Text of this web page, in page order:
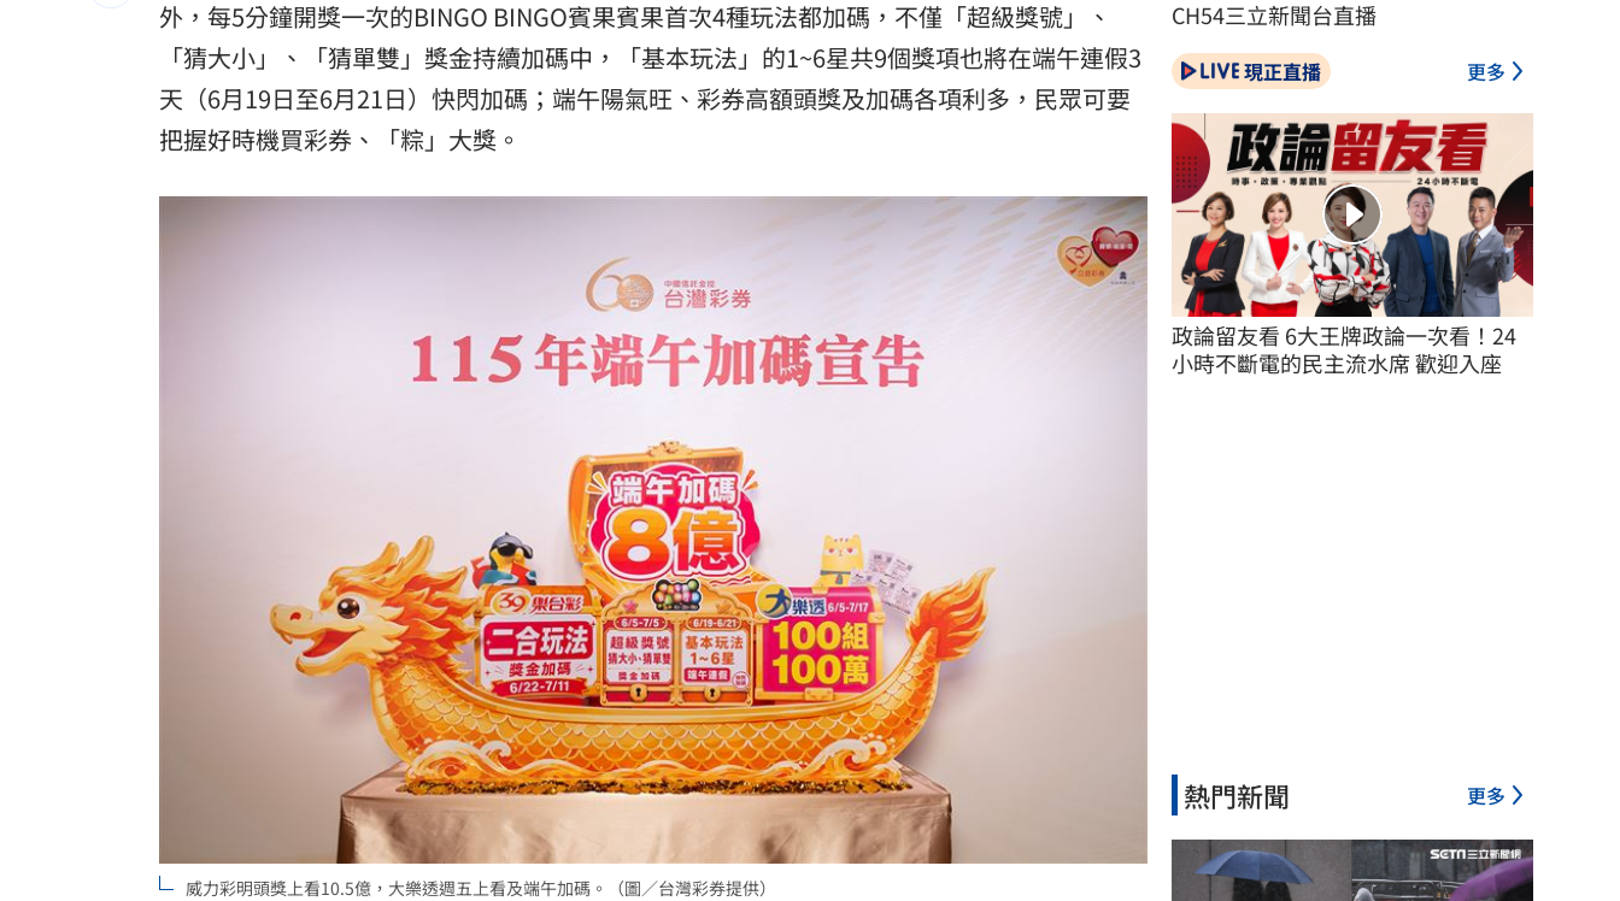
風大雨大沒放假？她轟蔣萬安用1句話卸責 18:09
白海豚沒陸警卻比巴威有感！氣象署曝關鍵 18:09
台灣彩券開獎直播中 20:31
12:00
商場戰國來臨 台中「頂奢大道」逐漸成形 12:00
10:00
外，每5分鐘開獎一次的BINGO BINGO賓果賓果首次4種玩法都加碼，不僅「超級獎號」、
「猜大小」、「猜單雙」獎金持續加碼中，「基本玩法」的1~6星共9個獎項也將在端午連假3
天（6月19日至6月21日）快閃加碼；端午陽氣旺、彩券高額頭獎及加碼各項利多，民眾可要
把握好時機買彩券、「粽」大獎。
威力彩明頭獎上看10.5億，大樂透週五上看及端午加碼。（圖／台灣彩券提供）
CH54三立新聞台直播
現正直播 更多
政論留友看 6大王牌政論一次看！24
小時不斷電的民主流水席 歡迎入座
熱門新聞 更多